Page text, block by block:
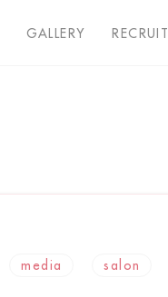
GALLERY RECRUIT
media salon